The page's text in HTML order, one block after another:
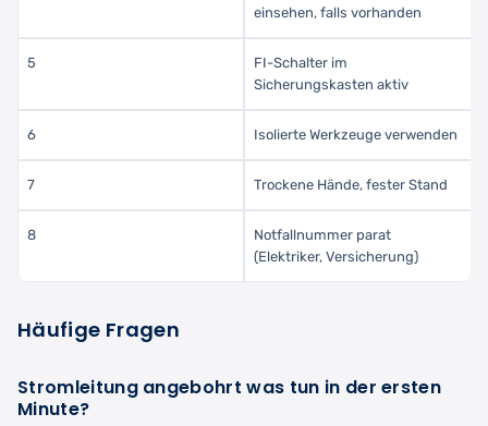
einsehen, falls vorhanden
5
FI-Schalter im
Sicherungskasten aktiv
6 Isolierte Werkzeuge verwenden
7 Trockene Hände, fester Stand
8
Notfallnummer parat
(Elektriker, Versicherung)
Häufige Fragen
Stromleitung angebohrt was tun in der ersten
Minute?